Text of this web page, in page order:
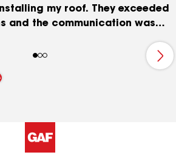
my roof. They exceeded
and the communication was
not had to worry about nothing
with us throughout the
highly recommend them for